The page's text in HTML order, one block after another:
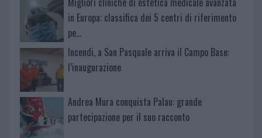
in Europa: classifica dei 5 centri di riferimento
pe…
Incendi, a San Pasquale arriva il Campo Base:
l’inaugurazione
Andrea Mura conquista Palau: grande
partecipazione per il suo racconto